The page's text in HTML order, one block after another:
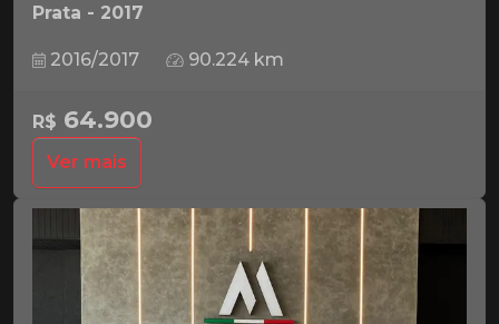
Prata - 2017
2016/2017 90.224 km
R$ 64.900
Ver mais